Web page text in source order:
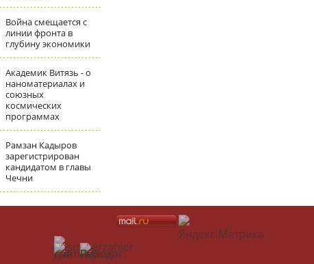
Война смещается с
линии фронта в
глубину экономики
Академик Витязь - о
наноматериалах и
союзных
космических
программах
Рамзан Кадыров
зарегистрирован
кандидатом в главы
Чечни